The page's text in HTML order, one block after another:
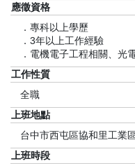
應徵資格
．專科以上學歷
．3年以上工作經驗
．電機電子工程相關、光
工作性質
全職
上班地點
台中市西屯區協和里工業
上班時段